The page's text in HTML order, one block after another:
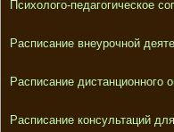
Психолого-педагогическое
Расписание внеурочной
Расписание дистанционного
Расписание консультаций